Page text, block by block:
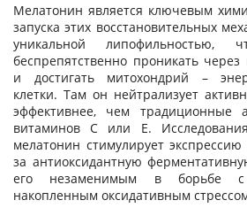
Мелатонин является ключевым
запуска этих восстановительных
уникальной липофильностью,
беспрепятственно проникать
и достигать митохондрий –
клетки. Там он нейтрализует
эффективнее, чем традиционные
витаминов С или Е.
мелатонин стимулирует экспрессию
за антиоксидантную
его незаменимым в борьбе с
накопленным оксидативным